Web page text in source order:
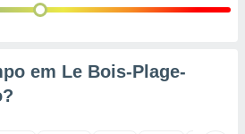
em Le Bois-Plage-
?